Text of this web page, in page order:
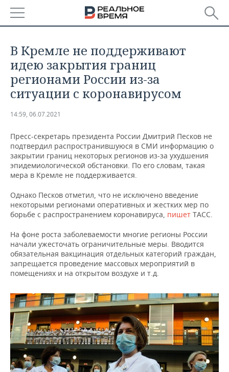
БАШКОРТОСТАН
ТАТАРСТАН
НОВОСТИ
АНАЛИТИКА
КОРОЛИ ГОСЗАКАЗА ПФО
ВУЗЫ ТАТАРСТАНА
КОМУ ПРИНАДЛЕЖАТ
ТОРГОВЫЕ ЦЕНТРЫ
ТАТАРСТАНА
ФИНАНСЫ
БАНКИ
БЮДЖЕТ
НОВОСТИ
ПРОМЫШЛЕННОСТИ
МАШИНОСТРОЕНИЕ
НЕФТЕХИМИЯ
НЕФТЬ
ОПК
ЭНЕРГЕТИКА
НЕДВИЖИМОСТЬ
НОВОСТИ НЕДВИЖИМОСТИ
АВТО
НОВОСТИ АВТО
БИЗНЕС
РОЗНИЧНАЯ ТОРГОВЛЯ
ТРАНСПОРТ
УСЛУГИ
НОВОСТИ ТЕХНОЛОГИЙ
IT
МЕДИА
ТЕЛЕКОММУНИКАЦИИ
МЕРОПРИЯТИЯ
НОВОСТИ МЕРОПРИЯТИЙ
ВЫЕЗДНАЯ РЕДАКЦИЯ
БИЗНЕС-БРАНЧИ
ONLINE-КОНФЕРЕНЦИИ
ОТКРЫТАЯ ЛЕКЦИЯ
СПОРТ
НОВОСТИ СПОРТА
ФУТБОЛ
ХОККЕЙ
БАСКЕТБОЛ
ОБЩЕСТВО
НОВОСТИ ОБЩЕСТВА
ВЛАСТЬ
ИНФРАСТРУКТУРА
ФОТОГАЛЕРЕЯ
СЮЖЕТЫ
СПРАВОЧНИК
В Кремле не поддерживают
идею закрытия границ
регионами России из-за
ситуации с коронавирусом
14:59, 06.07.2021
Пресс-секретарь президента России Дмитрий Песков не
подтвердил распространившуюся в СМИ информацию о
закрытии границ некоторых регионов из-за ухудшения
эпидемиологической обстановки. По его словам, такая
мера в Кремле не поддерживается.
Однако Песков отметил, что не исключено введение
некоторыми регионами оперативных и жестких мер по
борьбе с распространением коронавируса, пишет ТАСС.
На фоне роста заболеваемости многие регионы России
начали ужесточать ограничительные меры. Вводится
обязательная вакцинация отдельных категорий граждан,
запрещается проведение массовых мероприятий в
помещениях и на открытом воздухе и т.д.